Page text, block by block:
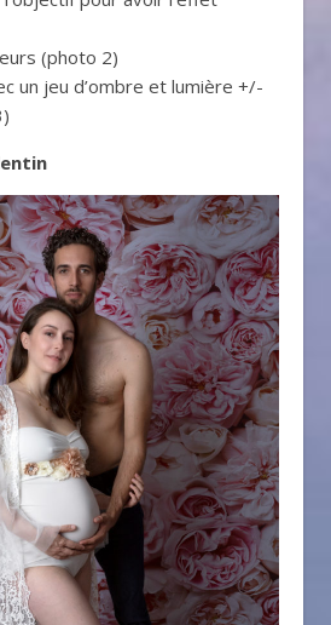
(photo 2)
un jeu d’ombre et lumière +/-